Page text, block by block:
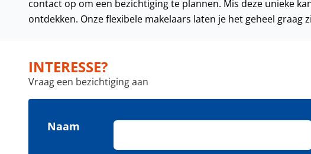
contact op om een bezichtiging te plannen. Mis deze unieke
ontdekken. Onze flexibele makelaars laten je het geheel graag
INTERESSE?
Vraag een bezichtiging aan
Naam